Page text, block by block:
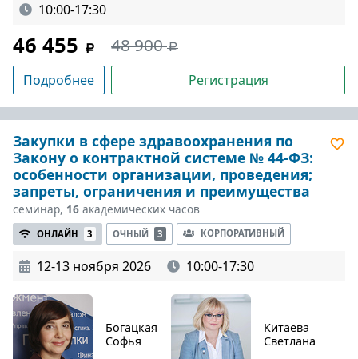
10:00-17:30
46 455 48 900
Подробнее Регистрация
Закупки в сфере здравоохранения по
Закону о контрактной системе № 44-ФЗ:
особенности организации, проведения;
запреты, ограничения и преимущества
семинар, 16 академических часов
ОНЛАЙН 3 ОЧНЫЙ 3 КОРПОРАТИВНЫЙ
12-13 ноября 2026 10:00-17:30
Богацкая
Софья
Китаева
Светлана